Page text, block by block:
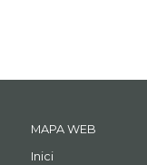
MAPA WEB
Inici